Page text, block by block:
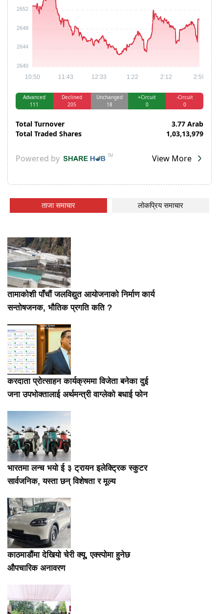
ताजा समाचार लोकप्रिय समाचार
तामाकोशी पाँचौं जलविद्युत आयोजनाको निर्माण कार्य
सन्तोषजनक, भौतिक प्रगति कति ?
करदाता प्रोत्साहन कार्यक्रममा विजेता बनेका दुई
जना उपभोक्तालाई अर्थमन्त्री वाग्लेको बधाई फोन
भारतमा लन्च भयो ई ३ ट्रायन इलेक्ट्रिक स्कुटर
सार्वजनिक, यस्ता छन् विशेषता र मूल्य
काठमाडौंमा देखियो चेरी क्यू, एक्स्पोमा हुनेछ
औपचारिक अनावरण